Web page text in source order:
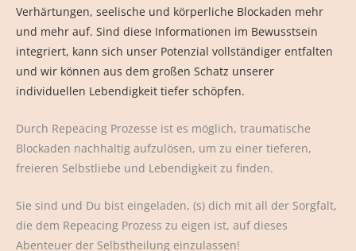
Verhärtungen, seelische und körperliche Blockaden mehr
und mehr auf. Sind diese Informationen im Bewusstsein
integriert, kann sich unser Potenzial vollständiger entfalten
und wir können aus dem großen Schatz unserer
individuellen Lebendigkeit tiefer schöpfen.
Durch Repeacing Prozesse ist es möglich, traumatische
Blockaden nachhaltig aufzulösen, um zu einer tieferen,
freieren Selbstliebe und Lebendigkeit zu finden.
Sie sind und Du bist eingeladen, (s) dich mit all der Sorgfalt,
die dem Repeacing Prozess zu eigen ist, auf dieses
Abenteuer der Selbstheilung einzulassen!